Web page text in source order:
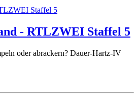
- RTLZWEI Staffel 5
oder abrackern? Dauer-Hartz-IV